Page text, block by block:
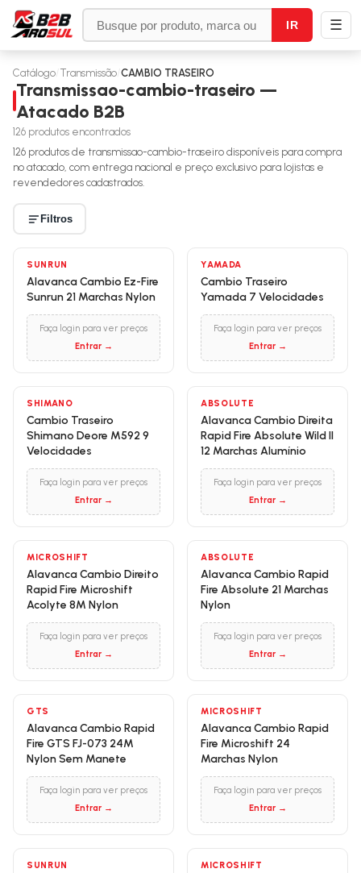
IR ☰
Catálogo Transmissão CAMBIO TRASEIRO
Transmissao-cambio-traseiro —
Atacado B2B
126 produtos encontrados
126 produtos de transmissao-cambio-traseiro disponíveis para compra
no atacado, com entrega nacional e preço exclusivo para lojistas e
revendedores cadastrados.
Filtros
SUNRUN
Alavanca Cambio Ez-Fire
Sunrun 21 Marchas Nylon
Faça login para ver preços
Entrar →
YAMADA
Cambio Traseiro
Yamada 7 Velocidades
Faça login para ver preços
Entrar →
SHIMANO
Cambio Traseiro
Shimano Deore M592 9
Velocidades
Faça login para ver preços
Entrar →
ABSOLUTE
Alavanca Cambio Direita
Rapid Fire Absolute Wild II
12 Marchas Alumínio
Faça login para ver preços
Entrar →
MICROSHIFT
Alavanca Cambio Direito
Rapid Fire Microshift
Acolyte 8M Nylon
Faça login para ver preços
Entrar →
ABSOLUTE
Alavanca Cambio Rapid
Fire Absolute 21 Marchas
Nylon
Faça login para ver preços
Entrar →
GTS
Alavanca Cambio Rapid
Fire GTS FJ-073 24M
Nylon Sem Manete
Faça login para ver preços
Entrar →
MICROSHIFT
Alavanca Cambio Rapid
Fire Microshift 24
Marchas Nylon
Faça login para ver preços
Entrar →
SUNRUN MICROSHIFT